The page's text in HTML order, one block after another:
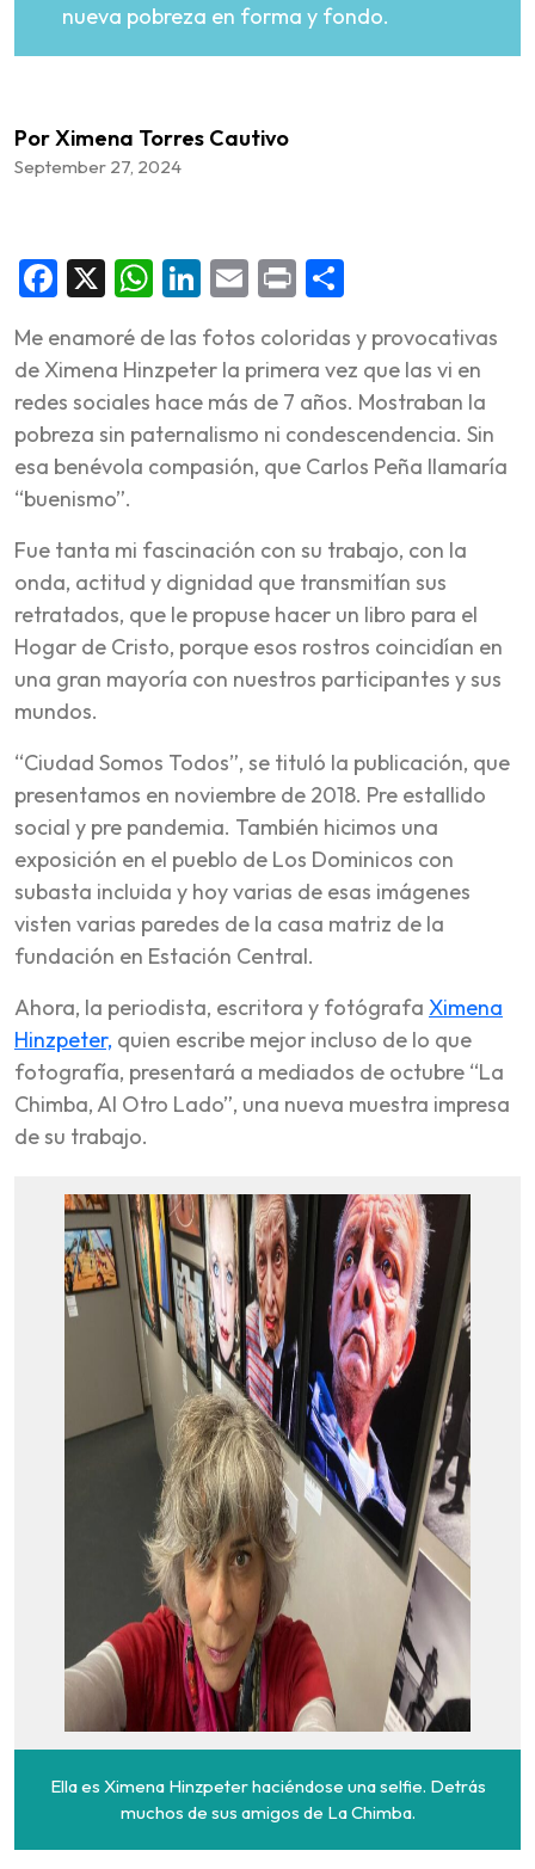
nueva pobreza en forma y fondo.
Por Ximena Torres Cautivo
September 27, 2024
Facebook
X WhatsApp
LinkedIn
Email
Print
Me enamoré de las fotos coloridas y provocativas
de Ximena Hinzpeter la primera vez que las vi en
redes sociales hace más de 7 años. Mostraban la
pobreza sin paternalismo ni condescendencia. Sin
esa benévola compasión, que Carlos Peña llamaría
“buenismo”.
Fue tanta mi fascinación con su trabajo, con la
onda, actitud y dignidad que transmitían sus
retratados, que le propuse hacer un libro para el
Hogar de Cristo, porque esos rostros coincidían en
una gran mayoría con nuestros participantes y sus
mundos.
“Ciudad Somos Todos”, se tituló la publicación, que
presentamos en noviembre de 2018. Pre estallido
social y pre pandemia. También hicimos una
exposición en el pueblo de Los Dominicos con
subasta incluida y hoy varias de esas imágenes
visten varias paredes de la casa matriz de la
fundación en Estación Central.
Ahora, la periodista, escritora y fotógrafa Ximena
Hinzpeter, quien escribe mejor incluso de lo que
fotografía, presentará a mediados de octubre “La
Chimba, Al Otro Lado”, una nueva muestra impresa
de su trabajo.
Ella es Ximena Hinzpeter haciéndose una selfie. Detrás
muchos de sus amigos de La Chimba.